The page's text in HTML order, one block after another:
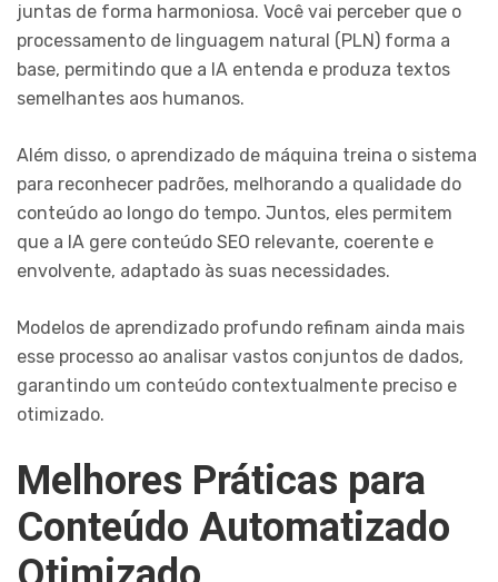
juntas de forma harmoniosa. Você vai perceber que o
processamento de linguagem natural (PLN) forma a
base, permitindo que a IA entenda e produza textos
semelhantes aos humanos.
Além disso, o aprendizado de máquina treina o sistema
para reconhecer padrões, melhorando a qualidade do
conteúdo ao longo do tempo. Juntos, eles permitem
que a IA gere conteúdo SEO relevante, coerente e
envolvente, adaptado às suas necessidades.
Modelos de aprendizado profundo refinam ainda mais
esse processo ao analisar vastos conjuntos de dados,
garantindo um conteúdo contextualmente preciso e
otimizado.
Melhores Práticas para
Conteúdo Automatizado